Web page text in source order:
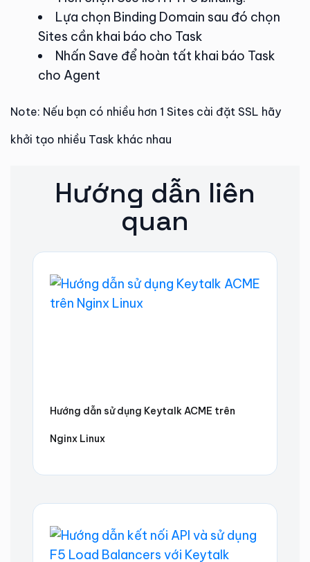
Lựa chọn Binding Domain sau đó chọn
Sites cần khai báo cho Task
Nhấn Save để hoàn tất khai báo Task
cho Agent
Note: Nếu bạn có nhiều hơn 1 Sites cài đặt SSL hãy
khởi tạo nhiều Task khác nhau
Hướng dẫn liên
quan
Hướng dẫn sử dụng Keytalk ACME trên
Nginx Linux